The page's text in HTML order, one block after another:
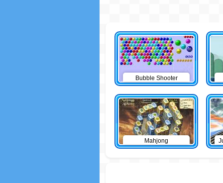
Bubble Shooter
Mahjong